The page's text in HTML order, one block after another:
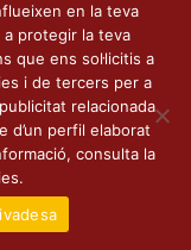
en la teva
a protegir la teva
que ens sol·licitis a
i de tercers per a
relacionada
d’un perfil elaborat
consulta la